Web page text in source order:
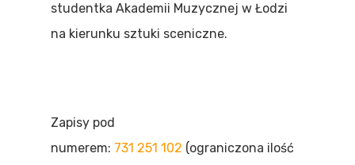
studentka Akademii Muzycznej w Łodzi
na kierunku sztuki sceniczne.
Zapisy pod
numerem: 731 251 102 (ograniczona ilość